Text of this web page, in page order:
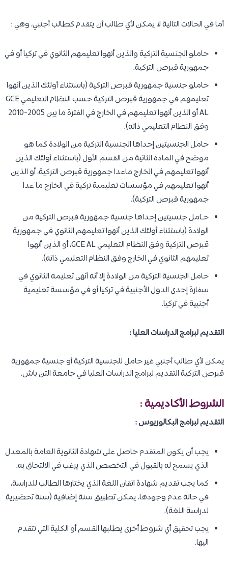
أما في الحالات التالية لا يمكن لأي طالب أن يتقدم كطالب أجنبي، وهي :
حاملو الجنسية التركية والذين أنهوا تعليمهم الثانوي في تركيا أو في
جمهورية قبرص التركية.
حاملو جنسية جمهورية قبرص التركية (باستثناء أولئك الذين أنهوا
تعليمهم في جمهورية قبرص التركية حسب النظام التعليمي GCE
AL أو الذين أنهوا تعليمهم في الخارج في الفترة ما بين 2005-2010
وفق النظام التعليمي ذاته).
حامل الجنسيتين إحداها الجنسية التركية من الولادة كما هو
موضح في المادة الثانية من القسم الأول (باستثناء أولئك الذين
أنهوا تعليمهم في الخارج ماعدا جمهورية قبرص التركية، أو الذين
أنهوا تعليمهم في مؤسسات تعليمية تركية في الخارج ما عدا
جمهورية قبرص التركية).
حـامل جنسيتين إحداها جنسية جمهورية قبرص التركية من
الولادة (باستثناء أولئك الذين أنهوا تعليمهم الثانوي في جمهورية
قبرص التركية وفق النظام التعليمي GCE AL، أو الذين أنهوا
تعليمهم الثانوي في الخارج وفق النظام التعليمي ذاته).
حامل الجنسية التركية من الولادة إلا أنه أنهى تعليمه الثانوي في
سفارة إحدى الدول الأجنبية في تركيا أو في مؤسسة تعليمية
أجنبية في تركيا.
التقديم لبرامج الدراسات العليا :
يمكن لأي طالب أجنبي غير حامل للجنسية التركية أو جنسية جمهورية
قبرص التركية التقديم لبرامج الدراسات العليا في جامعة التن باش.
الشروط الأكاديمية :
التقديم لبرامج البكالوريوس :
يجب أن يكون المتقدم حاصل على شهادة الثانوية العامة بالمعدل
الذي يسمح له بالقبول في التخصص الذي يرغب في الالتحاق به.
كما يجب تقديم شهادة اتقان اللغة الذي يختارها الطالب للدراسة،
في حالة عدم وجودها، يمكن تطبيق سنة إضافية (سنة تحضيرية
لدراسة اللغة).
يجب تحقيق أي شروط أخرى يطلبها القسم أو الكلية التي تتقدم
اليها.